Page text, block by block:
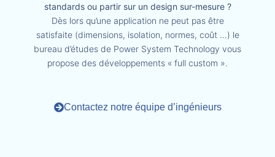
standards ou partir sur un design sur-mesure ?
Dès lors qu’une application ne peut pas être
satisfaite (dimensions, isolation, normes, coût …) le
bureau d’études de Power System Technology vous
propose des développements « full custom ».
Contactez notre équipe d’ingénieurs